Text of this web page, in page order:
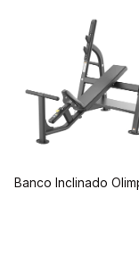
Banco Inclinado